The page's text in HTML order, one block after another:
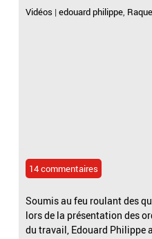
Vidéos |edouard philippe,
14 commentaires
Soumis au feu roulant des
lors de la présentation des
du travail, Edouard Philippe